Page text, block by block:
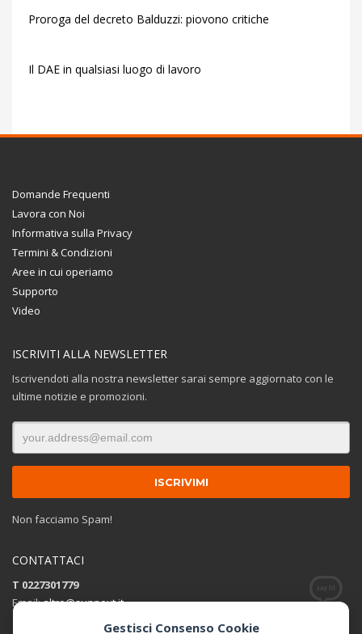
Gestisci Consenso Cookie
Proroga del decreto Balduzzi: piovono critiche
Il DAE in qualsiasi luogo di lavoro
Domande Frequenti
Lavora con Noi
Informativa sulla Privacy
Termini & Condizioni
Aree in cui operiamo
Supporto
Video
ISCRIVITI ALLA NEWSLETTER
Iscrivendoti alla nostra newsletter sarai sempre aggiornato con le
ultime notizie e promozioni.
Non facciamo Spam!
CONTATTACI
T 0227301779
Email:altro@sunnext.it